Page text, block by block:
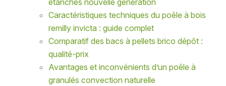
étanches nouvelle génération
Caractéristiques techniques du poêle à bois
remilly invicta : guide complet
Comparatif des bacs à pellets brico dépôt :
qualité-prix
Avantages et inconvénients d’un poêle à
granulés convection naturelle